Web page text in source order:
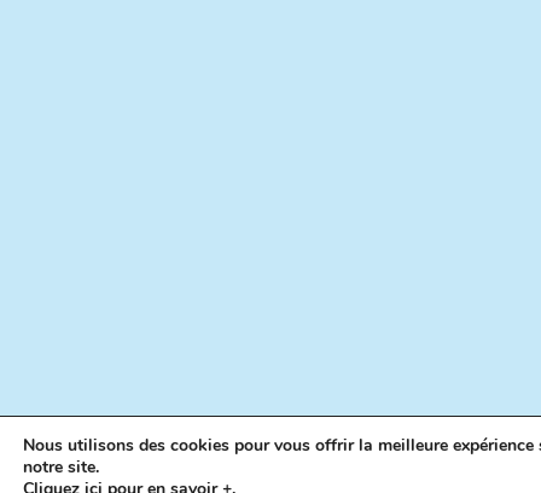
Nous utilisons des cookies pour vous offrir la meilleure expérience
notre site.